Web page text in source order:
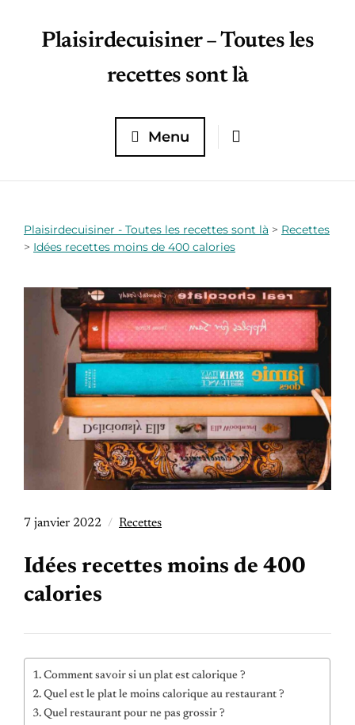
Plaisirdecuisiner – Toutes les
recettes sont là
Menu
Plaisirdecuisiner - Toutes les recettes sont là > Recettes
> Idées recettes moins de 400 calories
7 janvier 2022 Recettes
Idées recettes moins de 400
calories
Comment savoir si un plat est calorique ?
Quel est le plat le moins calorique au restaurant ?
Quel restaurant pour ne pas grossir ?